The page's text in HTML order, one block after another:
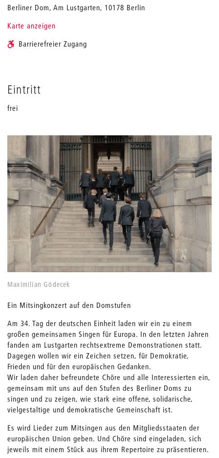
Berliner Dom, Am Lustgarten, 10178 Berlin
Karte anzeigen
Barrierefreier Zugang
Eintritt
frei
Maximilian Gödecek
Ein Mitsingkonzert auf den Domstufen
Am 34. Tag der deutschen Einheit laden wir ein zu einem
großen gemeinsamen Singen für Europa. In den letzten Jahren
fanden am Lustgarten rechtsextreme Demonstrationen statt.
Dagegen wollen wir ein Zeichen setzen, für Demokratie,
Frieden und für den europäischen Gedanken.
Wir laden daher befreundete Chöre und alle Interessierten ein,
gemeinsam mit uns auf den Stufen des Berliner Doms zu
singen und zu zeigen, wie stark eine offene, solidarische,
vielgestaltige und demokratische Gemeinschaft ist.
Es wird Lieder zum Mitsingen aus den Mitgliedsstaaten der
europäischen Union geben. Und Chöre sind eingeladen, sich
jeweils mit einem Stück aus ihrem Repertoire zu präsentieren.